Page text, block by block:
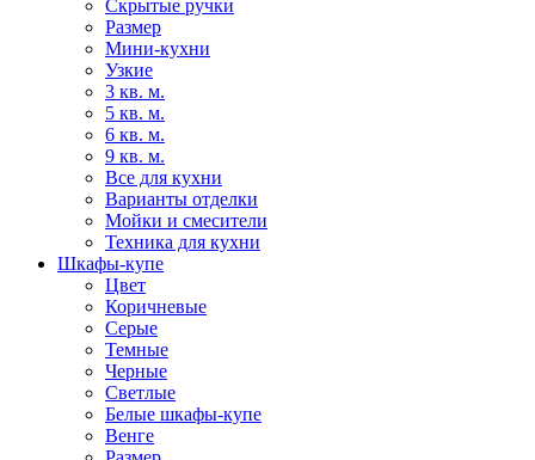
Скрытые ручки
Размер
Мини-кухни
Узкие
3 кв. м.
5 кв. м.
6 кв. м.
9 кв. м.
Все для кухни
Варианты отделки
Мойки и смесители
Техника для кухни
Шкафы-купе
Цвет
Коричневые
Серые
Темные
Черные
Светлые
Белые шкафы-купе
Венге